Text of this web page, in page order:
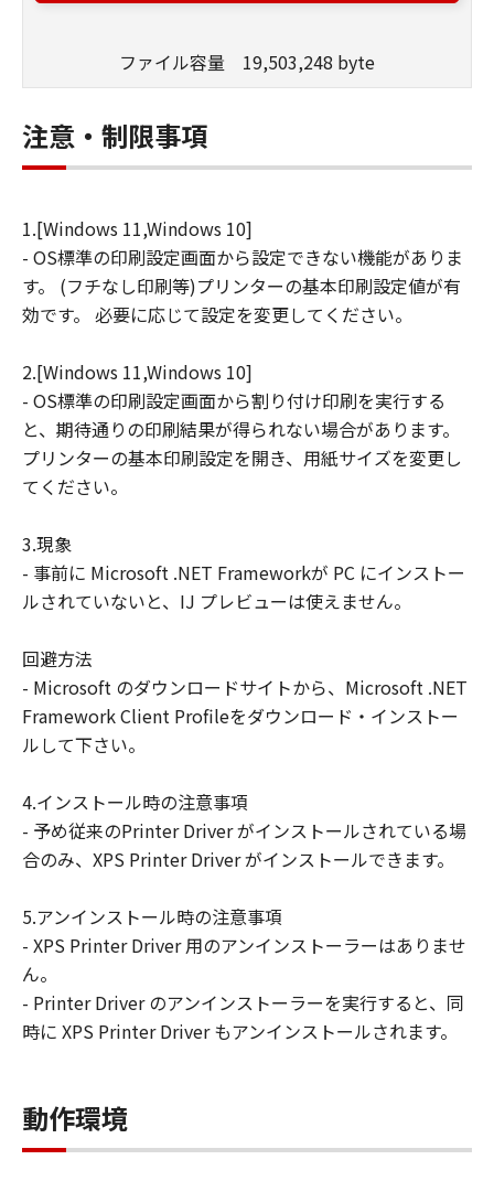
がないこと、その他本ソフトウェアに関し
キヤノン、キヤノンマーケティングジャパ
ン株式会社およびキヤノンのライセンサー
連して生ずる直接的または間接的な損失、
損害等について、いかなる場合においても
一切の責任を負いません。
ユーザーは、日本国政府または該当国の政
ソフトウェアの全部または一部を、直接ま
たは間接に輸出してはなりません。
ファイル容量 19,503,248 byte
注意・制限事項
1.[Windows 11,Windows 10]
- OS標準の印刷設定画面から設定できない機能がありま
す。 (フチなし印刷等)プリンターの基本印刷設定値が有
効です。 必要に応じて設定を変更してください。
2.[Windows 11,Windows 10]
- OS標準の印刷設定画面から割り付け印刷を実行する
と、期待通りの印刷結果が得られない場合があります。
プリンターの基本印刷設定を開き、用紙サイズを変更し
てください。
3.現象
- 事前に Microsoft .NET Frameworkが PC にインストー
ルされていないと、IJ プレビューは使えません。
回避方法
- Microsoft のダウンロードサイトから、Microsoft .NET
Framework Client Profileをダウンロード・インストー
ルして下さい。
4.インストール時の注意事項
- 予め従来のPrinter Driver がインストールされている場
合のみ、XPS Printer Driver がインストールできます。
5.アンインストール時の注意事項
- XPS Printer Driver 用のアンインストーラーはありませ
ん。
- Printer Driver のアンインストーラーを実行すると、同
時に XPS Printer Driver もアンインストールされます。
動作環境